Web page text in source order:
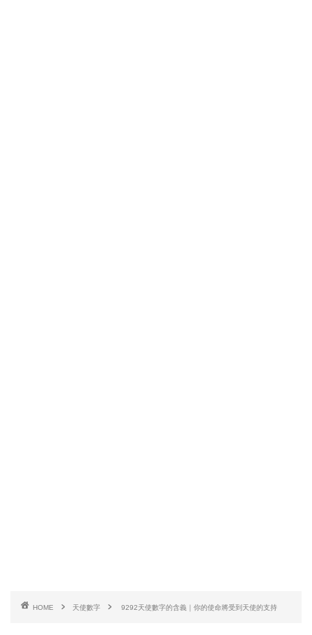
HOME 天使數字 9292天使數字的含義｜你的使命將受到天使的支持